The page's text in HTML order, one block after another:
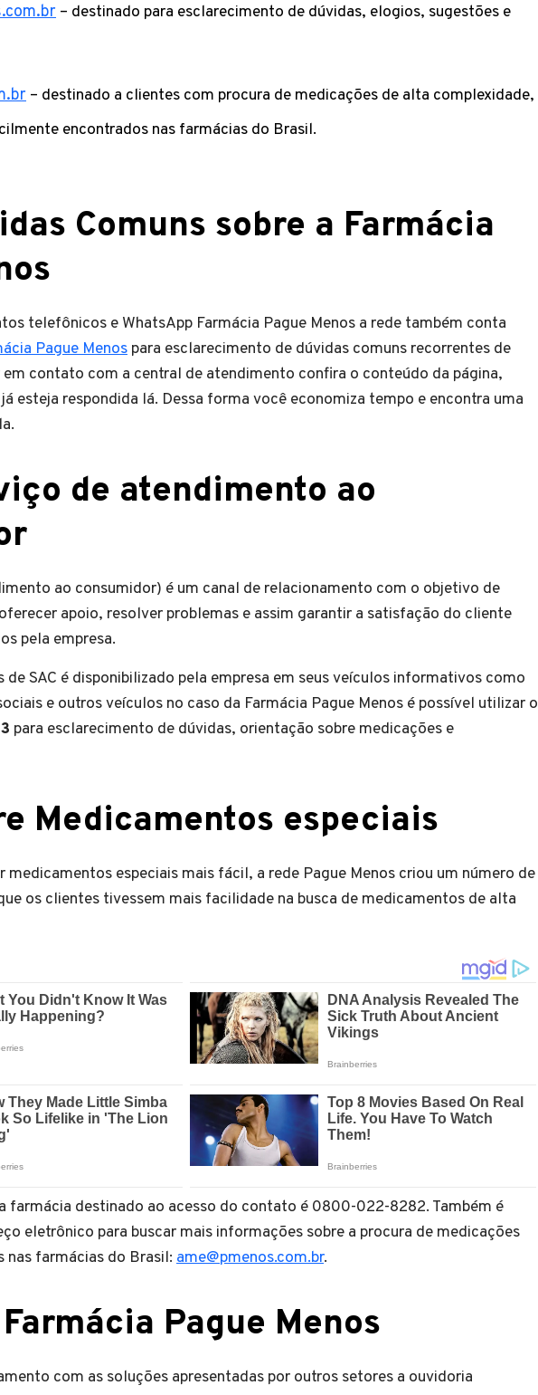
– destinado para esclarecimento de dúvidas, elogios, sugestões e
– destinado a clientes com procura de medicações de alta complexidade,
encontrados nas farmácias do Brasil.
Comuns sobre a Farmácia
telefônicos e WhatsApp Farmácia Pague Menos a rede também conta
Pague Menos para esclarecimento de dúvidas comuns recorrentes de
contato com a central de atendimento confira o conteúdo da página,
esteja respondida lá. Dessa forma você economiza tempo e encontra uma
de atendimento ao
ao consumidor) é um canal de relacionamento com o objetivo de
apoio, resolver problemas e assim garantir a satisfação do cliente
pela empresa.
SAC é disponibilizado pela empresa em seus veículos informativos como
e outros veículos no caso da Farmácia Pague Menos é possível utilizar o
para esclarecimento de dúvidas, orientação sobre medicações e
Medicamentos especiais
medicamentos especiais mais fácil, a rede Pague Menos criou um número de
os clientes tivessem mais facilidade na busca de medicamentos de alta
farmácia destinado ao acesso do contato é 0800-022-8282. Também é
eletrônico para buscar mais informações sobre a procura de medicações
farmácias do Brasil: ame@pmenos.com.br.
Pague Menos
com as soluções apresentadas por outros setores a ouvidoria